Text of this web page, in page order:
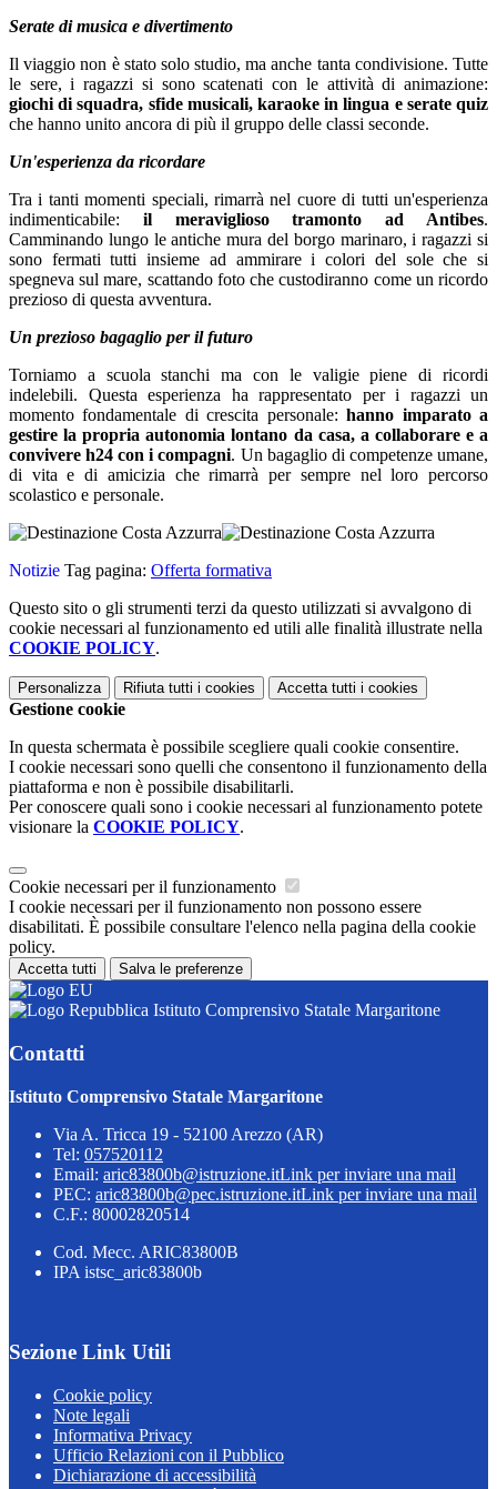
Serate di musica e divertimento
Il viaggio non è stato solo studio, ma anche tanta condivisione. Tutte
le sere, i ragazzi si sono scatenati con le attività di animazione:
giochi di squadra, sfide musicali, karaoke in lingua e serate quiz
che hanno unito ancora di più il gruppo delle classi seconde.
Un'esperienza da ricordare
Tra i tanti momenti speciali, rimarrà nel cuore di tutti un'esperienza
indimenticabile: il meraviglioso tramonto ad Antibes.
Camminando lungo le antiche mura del borgo marinaro, i ragazzi si
sono fermati tutti insieme ad ammirare i colori del sole che si
spegneva sul mare, scattando foto che custodiranno come un ricordo
prezioso di questa avventura.
Un prezioso bagaglio per il futuro
Torniamo a scuola stanchi ma con le valigie piene di ricordi
indelebili. Questa esperienza ha rappresentato per i ragazzi un
momento fondamentale di crescita personale:hanno imparato a
gestire la propria autonomia lontano da casa, a collaborare e a
convivere h24 con i compagni. Un bagaglio di competenze umane,
di vita e di amicizia che rimarrà per sempre nel loro percorso
scolastico e personale.
Notizie Tag pagina: Offerta formativa
Questo sito o gli strumenti terzi da questo utilizzati si avvalgono di
cookie necessari al funzionamento ed utili alle finalità illustrate nella
COOKIE POLICY.
Personalizza Rifiuta tutti i cookies Accetta tutti i cookies
Gestione cookie
In questa schermata è possibile scegliere quali cookie consentire.
I cookie necessari sono quelli che consentono il funzionamento della
piattaforma e non è possibile disabilitarli.
Per conoscere quali sono i cookie necessari al funzionamento potete
visionare la COOKIE POLICY.
Cookie necessari per il funzionamento
I cookie necessari per il funzionamento non possono essere
disabilitati. È possibile consultare l'elenco nella pagina della cookie
policy.
Accetta tutti Salva le preferenze
Istituto Comprensivo Statale Margaritone
Contatti
Istituto Comprensivo Statale Margaritone
Via A. Tricca 19 - 52100 Arezzo (AR)
Tel: 057520112
Email: aric83800b@istruzione.itLink per inviare una mail
PEC: aric83800b@pec.istruzione.itLink per inviare una mail
C.F.: 80002820514
Cod. Mecc. ARIC83800B
IPA istsc_aric83800b
Sezione Link Utili
Cookie policy
Note legali
Informativa Privacy
Ufficio Relazioni con il Pubblico
Dichiarazione di accessibilità